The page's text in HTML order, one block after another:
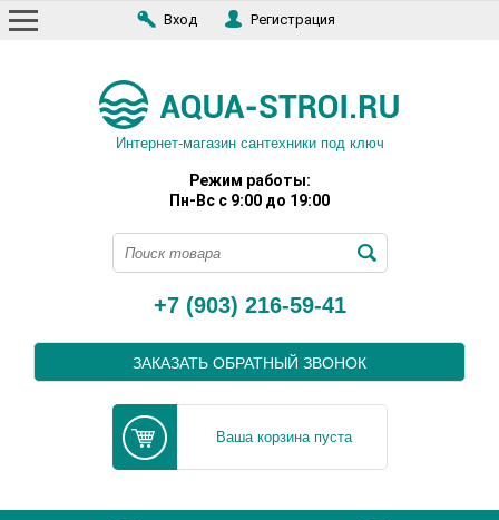
Вход Регистрация
Интернет-магазин сантехники под ключ
Режим работы:
Пн-Вс с 9:00 до 19:00
+7 (903) 216-59-41
ЗАКАЗАТЬ ОБРАТНЫЙ ЗВОНОК
Ваша корзина пуста